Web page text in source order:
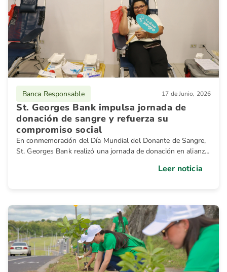
Banca Responsable 17 de Junio, 2026
St. Georges Bank impulsa jornada de
donación de sangre y refuerza su
compromiso social
En conmemoración del Día Mundial del Donante de Sangre,
St. Georges Bank realizó una jornada de donación en alianza
Leer noticia